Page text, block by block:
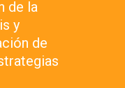
de la
y
de